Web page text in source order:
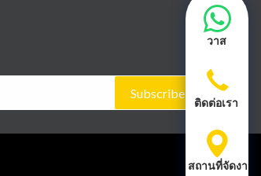
Subscribe
วาส
ติดต่อเรา
สถานที่จัดงาน